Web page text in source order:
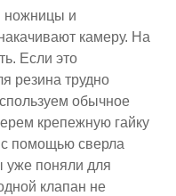
ножницы и
камеру. На
Если это
резина трудно
обычное
крепежную гайку
с помощью сверла
уже поняли для
клапан не